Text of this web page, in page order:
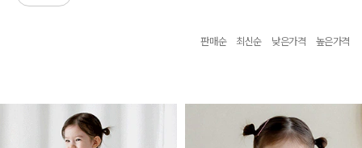
판매순 최신순 낮은가격 높은가격